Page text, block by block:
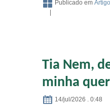
Publicado em
Tia Nem,
minha
14/jul/2026 . 0:48